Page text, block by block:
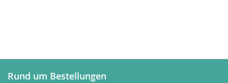
Rund um Bestellungen